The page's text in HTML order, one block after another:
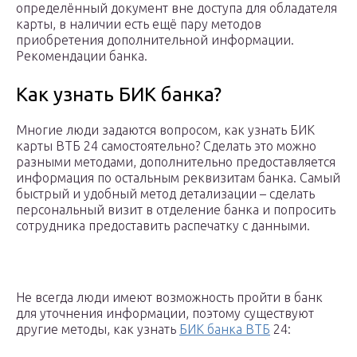
определённый документ вне доступа для обладателя
карты, в наличии есть ещё пару методов
приобретения дополнительной информации.
Рекомендации банка.
Как узнать БИК банка?
Многие люди задаются вопросом, как узнать БИК
карты ВТБ 24 самостоятельно? Сделать это можно
разными методами, дополнительно предоставляется
информация по остальным реквизитам банка. Самый
быстрый и удобный метод детализации – сделать
персональный визит в отделение банка и попросить
сотрудника предоставить распечатку с данными.
Не всегда люди имеют возможность пройти в банк
для уточнения информации, поэтому существуют
другие методы, как узнать БИК банка ВТБ 24: